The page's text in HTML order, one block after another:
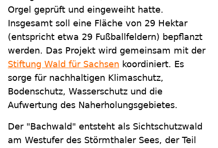
Orgel geprüft und eingeweiht hatte.
Insgesamt soll eine Fläche von 29 Hektar
(entspricht etwa 29 Fußballfeldern) bepflanzt
werden. Das Projekt wird gemeinsam mit der
Stiftung Wald für Sachsen koordiniert. Es
sorge für nachhaltigen Klimaschutz,
Bodenschutz, Wasserschutz und die
Aufwertung des Naherholungsgebietes.
Der "Bachwald" entsteht als Sichtschutzwald
am Westufer des Störmthaler Sees, der Teil